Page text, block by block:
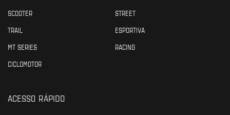
SCOOTER
STREET
TRAIL
ESPORTIVA
MT SERIES
RACING
CICLOMOTOR
ACESSO RÁPIDO